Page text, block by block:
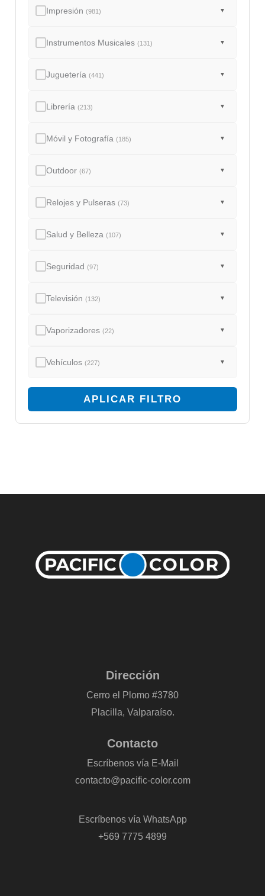
Impresión(981) ▼
Instrumentos Musicales(131) ▼
Juguetería(441) ▼
Librería(213) ▼
Móvil y Fotografía(185) ▼
Outdoor(67) ▼
Relojes y Pulseras(73) ▼
Salud y Belleza(107) ▼
Seguridad(97) ▼
Televisión(132) ▼
Vaporizadores(22) ▼
Vehículos(227) ▼
APLICAR FILTRO
Dirección
Cerro el Plomo #3780
Placilla, Valparaíso.
Contacto
Escríbenos vía E-Mail
contacto@pacific-color.com
Escríbenos vía WhatsApp
+569 7775 4899